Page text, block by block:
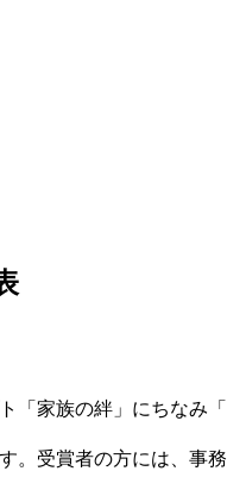
「家族の絆」にちなみ
。受賞者の方には、事